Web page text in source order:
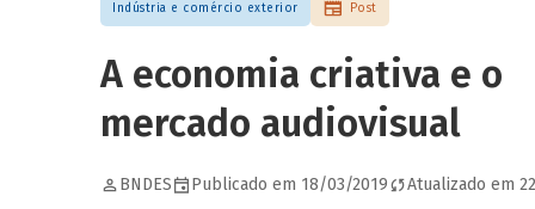
Indústria e comércio exterior Post
A economia criativa e o
mercado audiovisual
BNDES Publicado em 18/03/2019 Atualizado em